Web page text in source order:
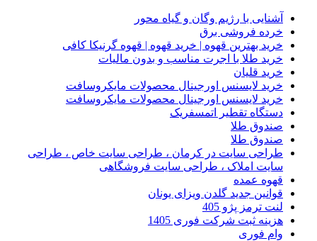
آشنایی با رژیم وگان و گیاه محور
خرده فروشی برق
خرید بهترین قهوه | خرید قهوه | قهوه گرنیکا کافی
خرید طلا با اجرت مناسب و بدون مالیات
خرید قلیان
خرید لایسنس اورجینال محصولات مایکروسافت
خرید لایسنس اورجینال محصولات مایکروسافت
دستگاه تقطیر اتمسفریک
صندوق طلا
صندوق طلا
طراحی سایت در کرمان ، طراحی سایت خاص ، طراحی
سایت املاک ، طراحی سایت فروشگاهی
قهوه عمده
قوانین جدید گلدن ویزای یونان
لنت ترمز پژو 405
هزینه ثبت شرکت فوری 1405
وام فوری